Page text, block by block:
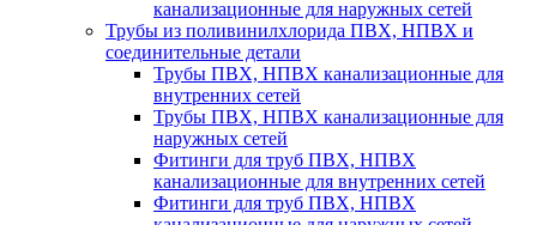
канализационные для наружных сетей
Трубы из поливинилхлорида ПВХ, НПВХ и
соединительные детали
Трубы ПВХ, НПВХ канализационные для
внутренних сетей
Трубы ПВХ, НПВХ канализационные для
наружных сетей
Фитинги для труб ПВХ, НПВХ
канализационные для внутренних сетей
Фитинги для труб ПВХ, НПВХ